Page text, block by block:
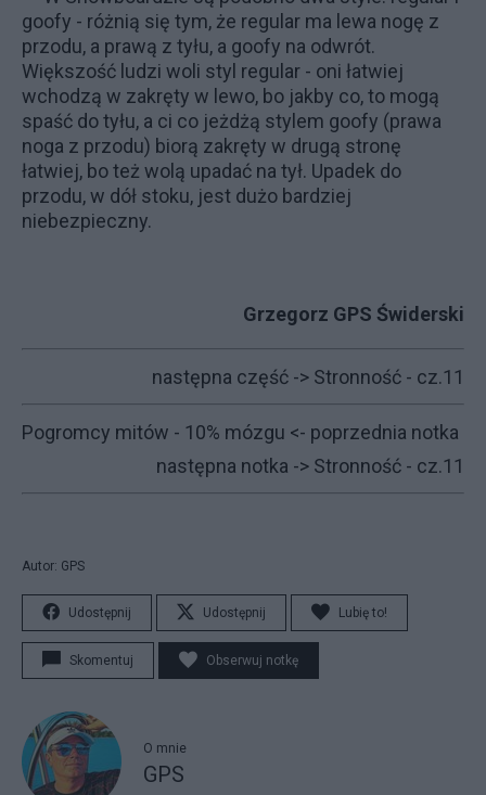
goofy - różnią się tym, że regular ma lewa nogę z
przodu, a prawą z tyłu, a goofy na odwrót.
Większość ludzi woli styl regular - oni łatwiej
wchodzą w zakręty w lewo, bo jakby co, to mogą
spaść do tyłu, a ci co jeżdżą stylem goofy (prawa
noga z przodu) biorą zakręty w drugą stronę
łatwiej, bo też wolą upadać na tył. Upadek do
przodu, w dół stoku, jest dużo bardziej
niebezpieczny.
Grzegorz GPS Świderski
następna część -> Stronność - cz.11
Pogromcy mitów - 10% mózgu <- poprzednia notka
następna notka -> Stronność - cz.11
Autor: GPS
Udostępnij Udostępnij Lubię to!
Skomentuj Obserwuj notkę
O mnie
GPS